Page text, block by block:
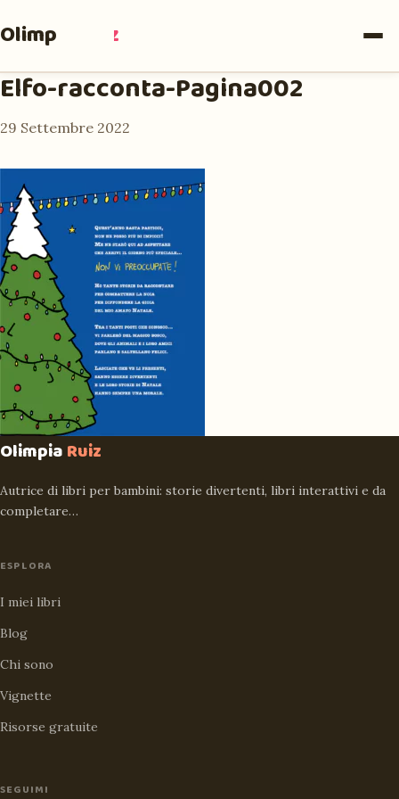
Olimpia Ruiz
Elfo-racconta-Pagina002
29 Settembre 2022
OlimpiaRuiz
Autrice di libri per bambini: storie divertenti, libri interattivi e da
completare…
ESPLORA
I miei libri
Blog
Chi sono
Vignette
Risorse gratuite
SEGUIMI